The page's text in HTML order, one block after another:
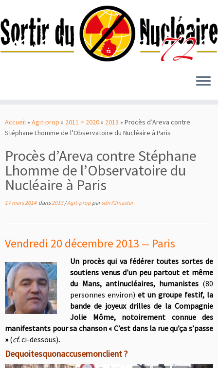
au
contenu
Accueil» Agit-prop » 2011 > 2020» 2013 » Procès d’Areva contre
Stéphane Lhomme de l’Observatoire du Nucléaire à Paris
Procès d’Areva contre Stéphane
Lhomme de l’Observatoire du
Nucléaire à Paris
17 mars 2014dans2013/Agit-prop parsdn72master
Vendredi 20 décembre 2013 — Paris
Un procès qui va fédérer toutes sortes de
soutiens venus d’un peu partout et même
du Mans, antinucléaires, humanistes (80
personnes environ) et un groupe festif, la
bande de joyeux drilles de la Compagnie
Jolie Môme, notoirement connue des
manifestants pour sa chanson « C’est dans la rue qu’ça s’passe
»(cf.ci-dessous).
Dequoitesquonaccusemonclient ?